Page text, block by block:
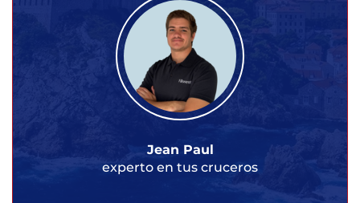
Jean Paul
experto en tus cruceros